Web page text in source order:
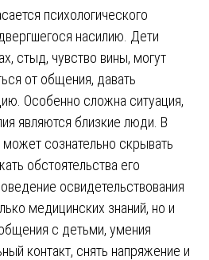
психологического
насилию. Дети
стыд, чувство вины, могут
от общения, давать
Особенно сложна ситуация,
являются близкие люди. В
сознательно скрывать
обстоятельства его
освидетельствования
медицинских знаний, но и
с детьми, умения
контакт, снять напряжение и